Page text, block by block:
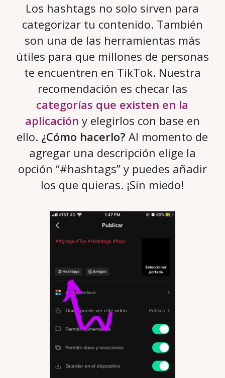
Los hashtags no solo sirven para
categorizar tu contenido. También
son una de las herramientas más
útiles para que millones de personas
te encuentren en TikTok. Nuestra
recomendación es checar las
categorías que existen en la
aplicación y elegirlos con base en
ello. ¿Cómo hacerlo? Al momento de
agregar una descripción elige la
opción “#hashtags” y puedes añadir
los que quieras. ¡Sin miedo!